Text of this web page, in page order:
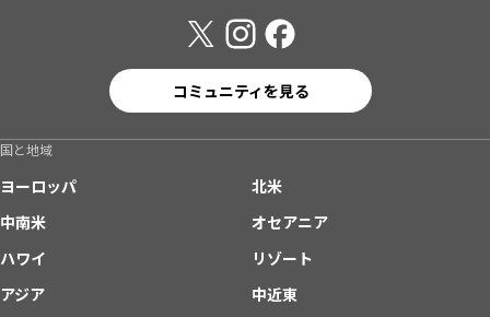
コミュニティを見る
国と地域
ヨーロッパ
北米
中南米
オセアニア
ハワイ
リゾート
アジア
中近東